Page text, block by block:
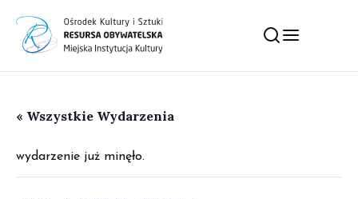
« Wszystkie Wydarzenia
wydarzenie już minęło.